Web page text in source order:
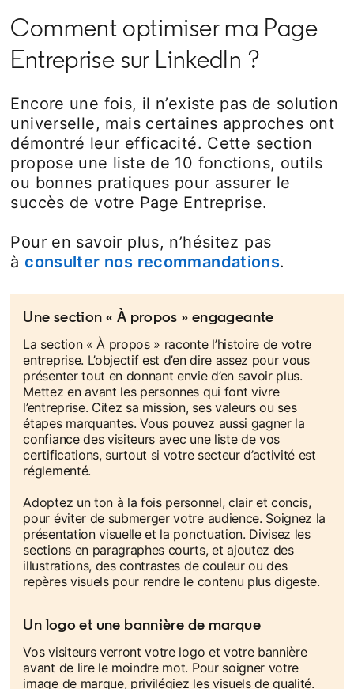
Comment optimiser ma Page
Entreprise sur LinkedIn ?
Encore une fois, il n’existe pas de solution
universelle, mais certaines approches ont
démontré leur efficacité. Cette section
propose une liste de 10 fonctions, outils
ou bonnes pratiques pour assurer le
succès de votre Page Entreprise.
Pour en savoir plus, n’hésitez pas
àconsulter nos recommandations.
Une section « À propos » engageante
La section « À propos » raconte l’histoire de votre
entreprise. L’objectif est d’en dire assez pour vous
présenter tout en donnant envie d’en savoir plus.
Mettez en avant les personnes qui font vivre
l’entreprise. Citez sa mission, ses valeurs ou ses
étapes marquantes. Vous pouvez aussi gagner la
confiance des visiteurs avec une liste de vos
certifications, surtout si votre secteur d’activité est
réglementé.
Adoptez un ton à la fois personnel, clair et concis,
pour éviter de submerger votre audience. Soignez la
présentation visuelle et la ponctuation. Divisez les
sections en paragraphes courts, et ajoutez des
illustrations, des contrastes de couleur ou des
repères visuels pour rendre le contenu plus digeste.
Un logo et une bannière de marque
Vos visiteurs verront votre logo et votre bannière
avant de lire le moindre mot. Pour soigner votre
image de marque, privilégiez les visuels de qualité.